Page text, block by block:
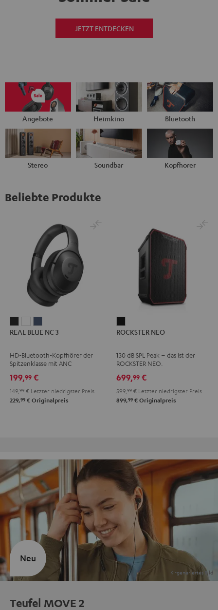
JETZT ENTDECKEN
Angebote Heimkino Bluetooth
Stereo Soundbar Kopfhörer
Beliebte Produkte
BLUE
3
Night
Black
BLUE
3
Pearl
White
BLUE
3
Steel
REAL BLUE NC 3
HD-Bluetooth-Kopfhörer der
Spitzenklasse mit ANC
199,99 €
149, 99 € Letzter niedrigster Preis
229,99 € Originalpreis
NEO
ROCKSTER NEO
130 dB SPL Peak – das ist der
ROCKSTER NEO.
699,99 €
599, 99 € Letzter niedrigster Preis
899,99 € Originalpreis
Teufel MOVE 2
Neu